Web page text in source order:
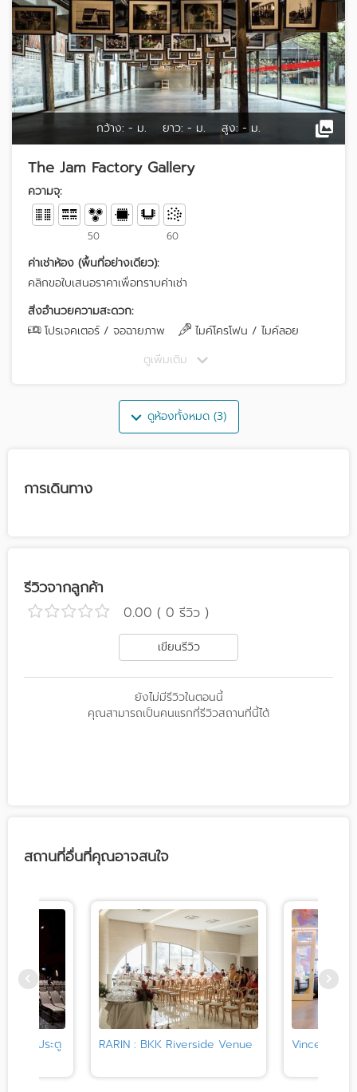
กว้าง: - ม. ยาว: - ม. สูง: - ม.
The Jam Factory Gallery
ความจุ:
50 60
ค่าเช่าห้อง (พื้นที่อย่างเดียว):
คลิกขอใบเสนอราคาเพื่อทราบค่าเช่า
สิ่งอำนวยความสะดวก:
โปรเจคเตอร์ / จอฉายภาพ
ไมค์โครโฟน / ไมค์ลอย
ดูเพิ่มเติม
ดูห้องทั้งหมด (3)
การเดินทาง
รีวิวจากลูกค้า
0.00 ( 0 รีวิว )
เขียนรีวิว
ยังไม่มีรีวิวในตอนนี้
คุณสามารถเป็นคนแรกที่รีวิวสถานที่นี้ได้
สถานที่อื่นที่คุณอาจสนใจ
ฟินิกซ์ ประตู RARIN : BKK Riverside Venue Vince Hotel